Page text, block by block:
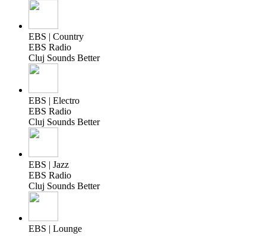
EBS | Country
EBS Radio
Cluj Sounds Better
EBS | Electro
EBS Radio
Cluj Sounds Better
EBS | Jazz
EBS Radio
Cluj Sounds Better
EBS | Lounge